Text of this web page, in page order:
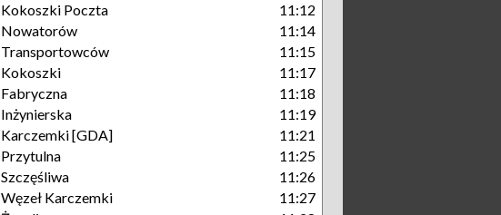
Kokoszki Poczta
11:12
Nowatorów
11:14
Transportowców
11:15
Kokoszki
11:17
Fabryczna
11:18
Inżynierska
11:19
Karczemki [GDA]
11:21
Przytulna
11:25
Szczęśliwa
11:26
Węzeł Karczemki
11:27